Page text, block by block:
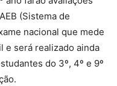
(Sistema de
nacional que mede
e será realizado ainda
do 3º, 4º e 9º